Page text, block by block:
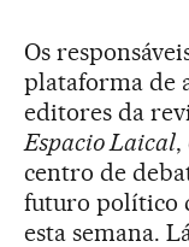
Os
plataforma de
editores da
Espacio Laical,
centro de
futuro político
esta semana.